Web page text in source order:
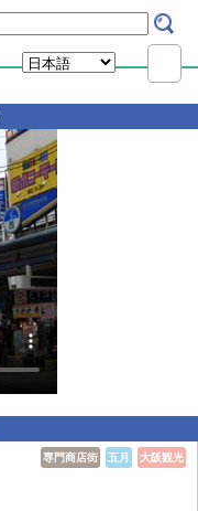
大阪観光
五月
専門商店街